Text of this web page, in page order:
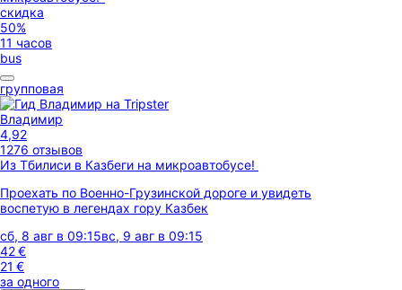
скидка
50%
11 часов
bus
групповая
Владимир
4,92
1276 отзывов
Из Тбилиси в Казбеги на микроавтобусе!
Проехать по Военно-Грузинской дороге и увидеть
воспетую в легендах гору Казбек
сб, 8 авг в 09:15вс, 9 авг в 09:15
42 €
21 €
за одного